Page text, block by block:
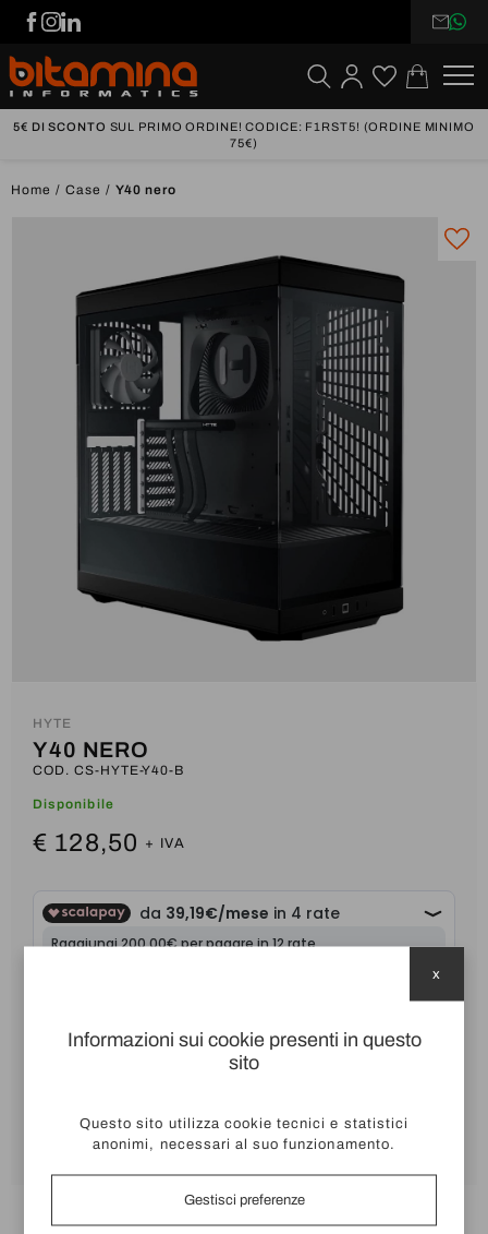
5€ DI SCONTO SUL PRIMO ORDINE! CODICE: F1RST5! (ORDINE MINIMO
75€)
Home Case Y40 nero
HYTE
Y40 NERO
COD. CS-HYTE-Y40-B
Disponibile
€ 128,50
Aggiungi alla lista dei desideri
Informazioni sui cookie presenti in questo
sito
Questo sito utilizza cookie tecnici e statistici
anonimi, necessari al suo funzionamento.
Gestisci preferenze
x